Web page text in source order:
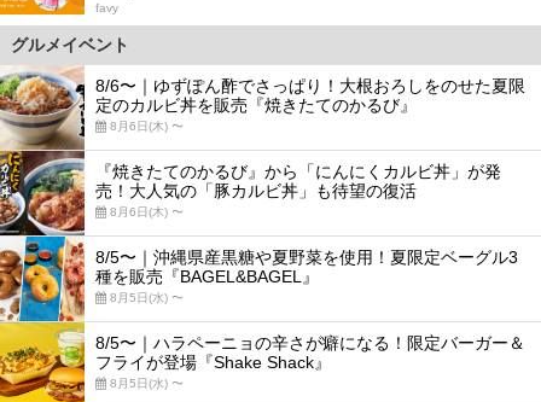
favy
グルメイベント
8/6〜｜ゆずぽん酢でさっぱり！大根おろしをのせた夏限
定のカルビ丼を販売『焼きたてのかるび』
8月6日(木) 〜
『焼きたてのかるび』から「にんにくカルビ丼」が発
売！大人気の「豚カルビ丼」も待望の復活
8月6日(木) 〜
8/5〜｜沖縄県産黒糖や夏野菜を使用！夏限定ベーグル3
種を販売『BAGEL&BAGEL』
8月5日(水) 〜
8/5〜｜ハラペーニョの辛さが癖になる！限定バーガー＆
フライが登場『Shake Shack』
8月5日(水) 〜